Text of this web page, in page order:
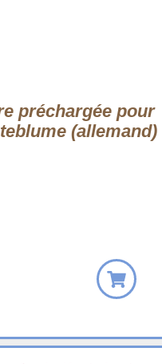
préchargée pour
(allemand)